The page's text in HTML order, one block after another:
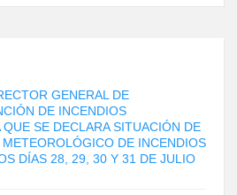
GENERAL DE
DE INCENDIOS
SE DECLARA SITUACIÓN DE
DE INCENDIOS
DÍAS 28, 29, 30 Y 31 DE JULIO